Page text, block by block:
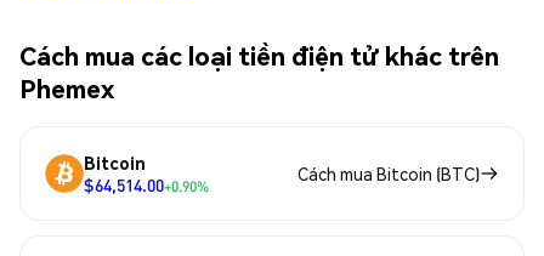
Cách mua các loại tiền điện tử khác trên
Phemex
Bitcoin
$64,514.00+0.90%
Cách mua Bitcoin (BTC)